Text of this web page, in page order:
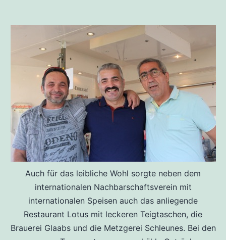
Auch für das leibliche Wohl sorgte neben dem
internationalen Nachbarschaftsverein mit
internationalen Speisen auch das anliegende
Restaurant Lotus mit leckeren Teigtaschen, die
Brauerei Glaabs und die Metzgerei Schleunes. Bei den